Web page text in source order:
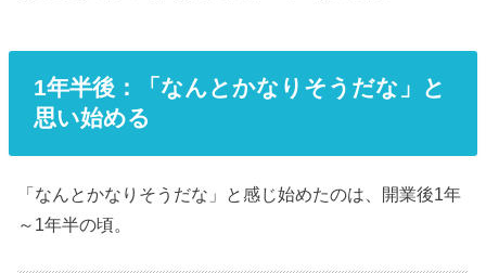
1年半後：「なんとかなりそうだな」と
思い始める
「なんとかなりそうだな」と感じ始めたのは、開業後1年
～1年半の頃。